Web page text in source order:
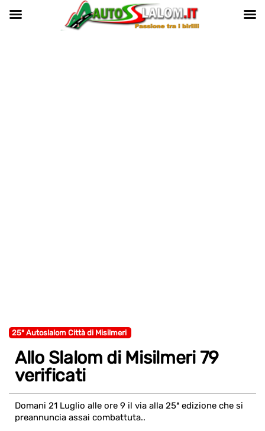
25° Autoslalom Città di Misilmeri
Allo Slalom di Misilmeri 79
verificati
Domani 21 Luglio alle ore 9 il via alla 25ª edizione che si
preannuncia assai combattuta..